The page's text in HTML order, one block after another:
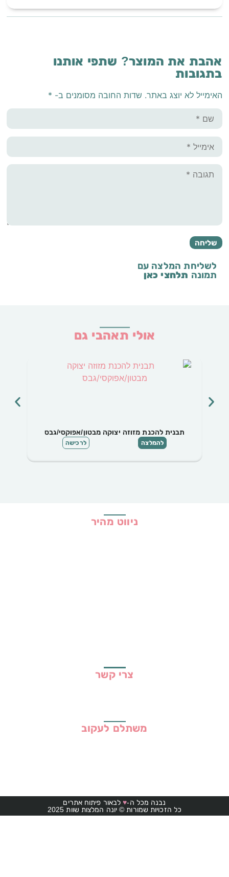
אהבת את המוצר? שתפי אותנו
בתגובות
האימייל לא יוצג באתר. שדות החובה מסומנים ב- *
לשליחת המלצה עם
תמונה תלחצי כאן
אולי תאהבי גם
תבנית להכנת מזוזה יצוקה מבטון/אפוקסי/גבס
להמלצה לרכישה
ניווט מהיר
צרי קשר
משתלם לעקוב
נבנה מכל ה-♥לבאור פיתוח אתרים
כל הזכויות שמורות © יונה המלצות שוות 2025